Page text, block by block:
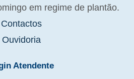
em regime de plantão.
Contactos
Ouvidoria
Atendente